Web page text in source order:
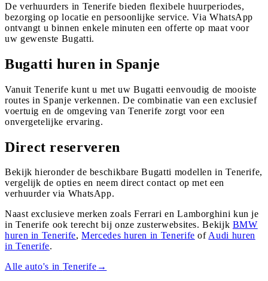
De verhuurders in Tenerife bieden flexibele huurperiodes,
bezorging op locatie en persoonlijke service. Via WhatsApp
ontvangt u binnen enkele minuten een offerte op maat voor
uw gewenste Bugatti.
Bugatti huren in Spanje
Vanuit Tenerife kunt u met uw Bugatti eenvoudig de mooiste
routes in Spanje verkennen. De combinatie van een exclusief
voertuig en de omgeving van Tenerife zorgt voor een
onvergetelijke ervaring.
Direct reserveren
Bekijk hieronder de beschikbare Bugatti modellen in Tenerife,
vergelijk de opties en neem direct contact op met een
verhuurder via WhatsApp.
Naast exclusieve merken zoals Ferrari en Lamborghini kun je
in Tenerife ook terecht bij onze zusterwebsites. Bekijk BMW
huren in Tenerife,Mercedes huren in Tenerife ofAudi huren
in Tenerife.
Alle auto's in Tenerife →